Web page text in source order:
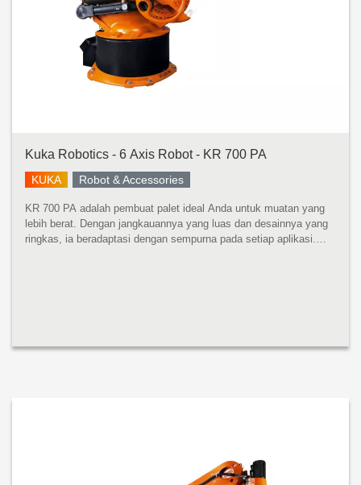
Kuka Robotics - 6 Axis Robot - KR 700 PA
KUKA Robot & Accessories
KR 700 PA adalah pembuat palet ideal Anda untuk muatan yang
lebih berat. Dengan jangkauannya yang luas dan desainnya yang
ringkas, ia beradaptasi dengan sempurna pada setiap aplikasi.